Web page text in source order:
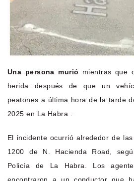
Una persona murió mientras que
herida después de que un
peatones a última hora de la tarde
2025 en La Habra .
El incidente ocurrió alrededor de
1200 de N. Hacienda Road,
Policía de La Habra. Los